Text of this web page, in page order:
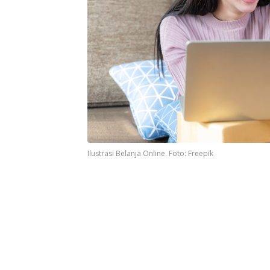
Ilustrasi Belanja Online. Foto: Freepik